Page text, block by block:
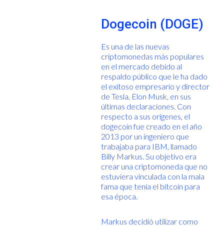
Dogecoin (DOGE)
Es una de las nuevas
criptomonedas más populares
en el mercado debido al
respaldo público que le ha dado
el exitoso empresario y director
de Tesla, Elon Musk, en sus
últimas declaraciones. Con
respecto a sus orígenes, el
dogecoin fue creado en el año
2013 por un ingeniero que
trabajaba para IBM, llamado
Billy Markus. Su objetivo era
crear una criptomoneda que no
estuviera vinculada con la mala
fama que tenía el bitcoin para
esa época.
Markus decidió utilizar como